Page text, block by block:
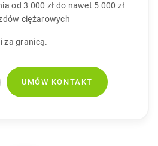
od 3 000 zł do nawet 5 000 zł
ciężarowych
za granicą.
UMÓW KONTAKT